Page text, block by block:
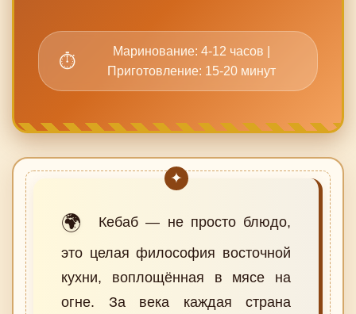
Маринование: 4-12 часов |
Приготовление: 15-20 минут
🌍
Кебаб — не просто блюдо,
это целая философия восточной
кухни, воплощённая в мясе на
огне. За века каждая страна